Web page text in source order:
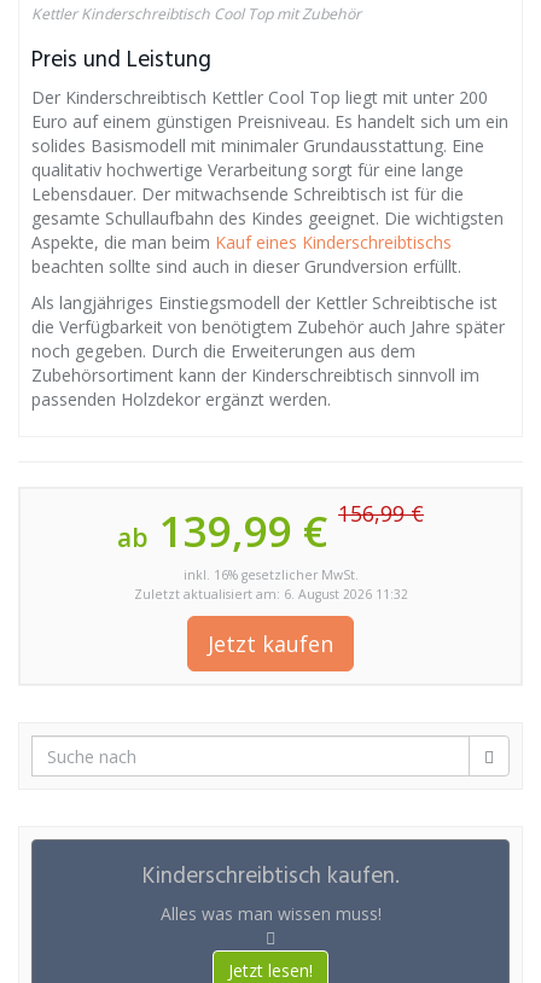
Kettler Kinderschreibtisch Cool Top mit Zubehör
Preis und Leistung
Der Kinderschreibtisch Kettler Cool Top liegt mit unter 200
Euro auf einem günstigen Preisniveau. Es handelt sich um ein
solides Basismodell mit minimaler Grundausstattung. Eine
qualitativ hochwertige Verarbeitung sorgt für eine lange
Lebensdauer. Der mitwachsende Schreibtisch ist für die
gesamte Schullaufbahn des Kindes geeignet. Die wichtigsten
Aspekte, die man beim Kauf eines Kinderschreibtischs
beachten sollte sind auch in dieser Grundversion erfüllt.
Als langjähriges Einstiegsmodell der Kettler Schreibtische ist
die Verfügbarkeit von benötigtem Zubehör auch Jahre später
noch gegeben. Durch die Erweiterungen aus dem
Zubehörsortiment kann der Kinderschreibtisch sinnvoll im
passenden Holzdekor ergänzt werden.
ab 139,99 € 156,99 €
inkl. 16% gesetzlicher MwSt.
Zuletzt aktualisiert am: 6. August 2026 11:32
Jetzt kaufen
Kinderschreibtisch kaufen.
Alles was man wissen muss!
Jetzt lesen!